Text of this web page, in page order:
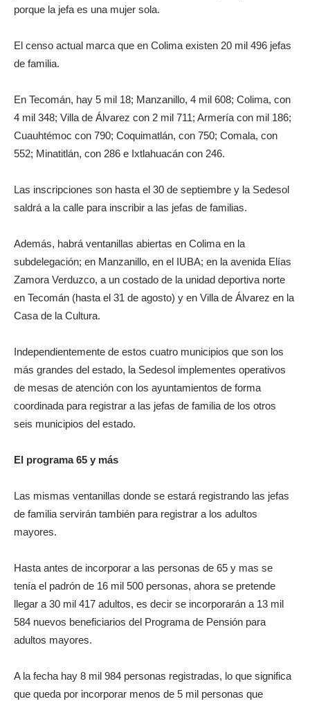
porque la jefa es una mujer sola.
El censo actual marca que en Colima existen 20 mil 496 jefas
de familia.
En Tecomán, hay 5 mil 18; Manzanillo, 4 mil 608; Colima, con
4 mil 348; Villa de Álvarez con 2 mil 711; Armería con mil 186;
Cuauhtémoc con 790; Coquimatlán, con 750; Comala, con
552; Minatitlán, con 286 e Ixtlahuacán con 246.
Las inscripciones son hasta el 30 de septiembre y la Sedesol
saldrá a la calle para inscribir a las jefas de familias.
Además, habrá ventanillas abiertas en Colima en la
subdelegación; en Manzanillo, en el IUBA; en la avenida Elías
Zamora Verduzco, a un costado de la unidad deportiva norte
en Tecomán (hasta el 31 de agosto) y en Villa de Álvarez en la
Casa de la Cultura.
Independientemente de estos cuatro municipios que son los
más grandes del estado, la Sedesol implementes operativos
de mesas de atención con los ayuntamientos de forma
coordinada para registrar a las jefas de familia de los otros
seis municipios del estado.
El programa 65 y más
Las mismas ventanillas donde se estará registrando las jefas
de familia servirán también para registrar a los adultos
mayores.
Hasta antes de incorporar a las personas de 65 y mas se
tenía el padrón de 16 mil 500 personas, ahora se pretende
llegar a 30 mil 417 adultos, es decir se incorporarán a 13 mil
584 nuevos beneficiarios del Programa de Pensión para
adultos mayores.
A la fecha hay 8 mil 984 personas registradas, lo que significa
que queda por incorporar menos de 5 mil personas que